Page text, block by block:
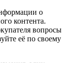
о
контента.
вопросы
её по своему